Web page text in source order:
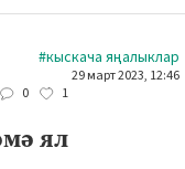
#кыскача яңалыклар
29 март 2023, 12:46
0 1
ял